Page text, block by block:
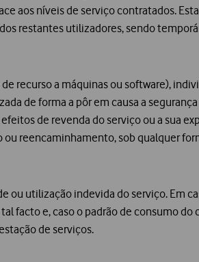
aos níveis de serviço contratados.
restantes utilizadores, sendo
recurso a máquinas ou software),
de forma a pôr em causa a
de revenda do serviço ou a sua
reencaminhamento, sob qualquer
ou utilização indevida do serviço. Em
facto e, caso o padrão de consumo do
de serviços.